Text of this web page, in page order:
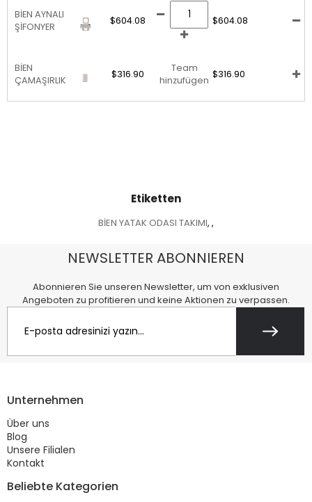
BİEN AYNALI
ŞİFONYER
$604.08 $604.08
BİEN
ÇAMAŞIRLIK
$316.90
Team
hinzufügen
$316.90
Etiketten
BİEN YATAK ODASI TAKIMI, ,
NEWSLETTER ABONNIEREN
Abonnieren Sie unseren Newsletter, um von exklusiven
Angeboten zu profitieren und keine Aktionen zu verpassen.
Unternehmen
Über uns
Blog
Unsere Filialen
Kontakt
Beliebte Kategorien